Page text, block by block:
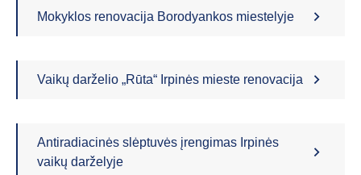
Mokyklos renovacija Borodyankos miestelyje
Vaikų darželio „Rūta“ Irpinės mieste renovacija
Antiradiacinės slėptuvės įrengimas Irpinės
vaikų darželyje